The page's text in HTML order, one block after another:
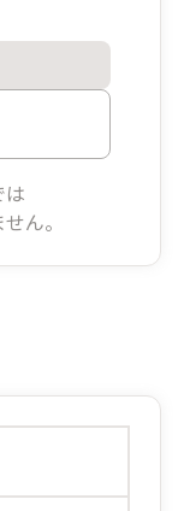
ん。